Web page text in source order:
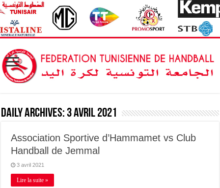
Daily Archives:3 avril 2021
Association Sportive d’Hammamet vs Club
Handball de Jemmal
3 avril 2021
Lire la suite »